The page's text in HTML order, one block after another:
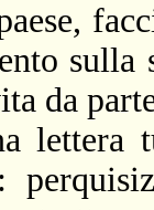
da
lettera